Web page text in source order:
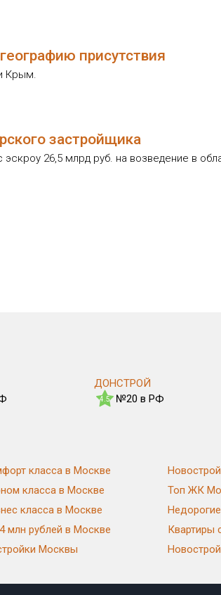
присутствия
Крым.
застройщика
26,5 млрд руб. на возведение в
ДОНСТРОЙ
4.5 №20 в РФ
класса в Москве
класса в Москве
класса в Москве
млн рублей в Москве
Москвы
Топ ЖК
Квартиры